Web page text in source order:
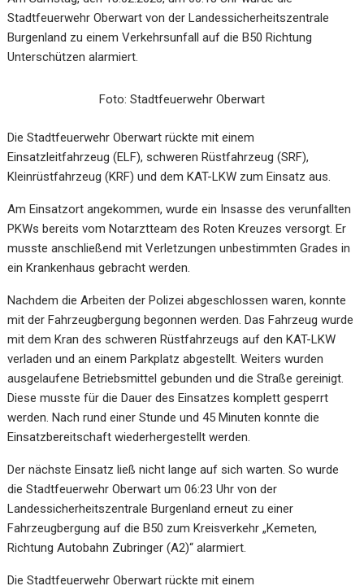
Stadtfeuerwehr Oberwart von der Landessicherheitszentrale
Burgenland zu einem Verkehrsunfall auf die B50 Richtung
Unterschützen alarmiert.
Foto: Stadtfeuerwehr Oberwart
Die Stadtfeuerwehr Oberwart rückte mit einem
Einsatzleitfahrzeug (ELF), schweren Rüstfahrzeug (SRF),
Kleinrüstfahrzeug (KRF) und dem KAT-LKW zum Einsatz aus.
Am Einsatzort angekommen, wurde ein Insasse des verunfallten
PKWs bereits vom Notarztteam des Roten Kreuzes versorgt. Er
musste anschließend mit Verletzungen unbestimmten Grades in
ein Krankenhaus gebracht werden.
Nachdem die Arbeiten der Polizei abgeschlossen waren, konnte
mit der Fahrzeugbergung begonnen werden. Das Fahrzeug wurde
mit dem Kran des schweren Rüstfahrzeugs auf den KAT-LKW
verladen und an einem Parkplatz abgestellt. Weiters wurden
ausgelaufene Betriebsmittel gebunden und die Straße gereinigt.
Diese musste für die Dauer des Einsatzes komplett gesperrt
werden. Nach rund einer Stunde und 45 Minuten konnte die
Einsatzbereitschaft wiederhergestellt werden.
Der nächste Einsatz ließ nicht lange auf sich warten. So wurde
die Stadtfeuerwehr Oberwart um 06:23 Uhr von der
Landessicherheitszentrale Burgenland erneut zu einer
Fahrzeugbergung auf die B50 zum Kreisverkehr „Kemeten,
Richtung Autobahn Zubringer (A2)“ alarmiert.
Die Stadtfeuerwehr Oberwart rückte mit einem